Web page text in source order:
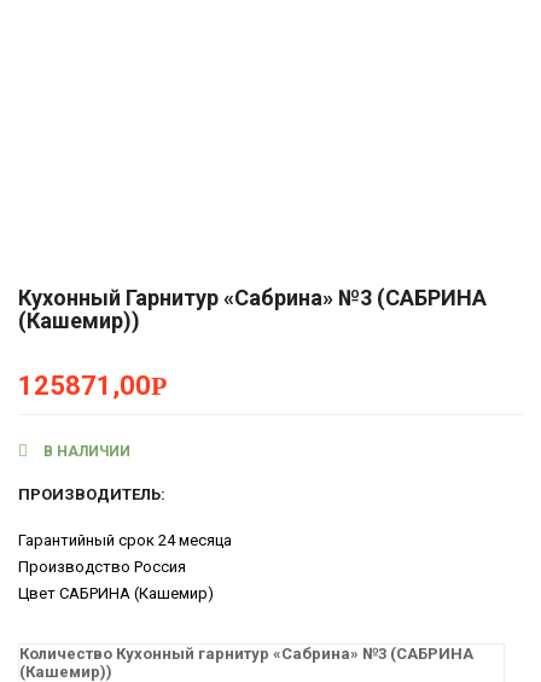
Кухонный Гарнитур «Сабрина» №3 (САБРИНА
(Кашемир))
125871,00Р
В НАЛИЧИИ
ПРОИЗВОДИТЕЛЬ:
Гарантийный срок 24 месяца
Производство Россия
Цвет САБРИНА (Кашемир)
Количество Кухонный гарнитур «Сабрина» №3 (САБРИНА
(Кашемир))